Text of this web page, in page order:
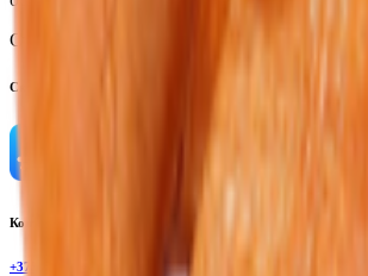
Страна производства:
Скачать приложение
Контактный телефон
+375(29)6875999